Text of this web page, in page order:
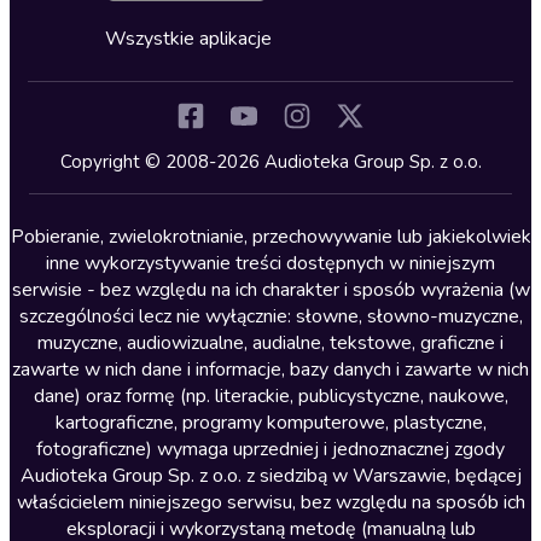
Kryminały
Lektury szkolne
Literatura anglojęzyczna
Literatura faktu
Literatura obyczajowa
Literatura piękna obca
Literatura piękna polska
Nagrania relaksacyjne
Nauka języków
Nauki humanistyczne
Cykle audiobooków
Wszystkie aplikacje
Copyright © 2008-2026 Audioteka Group Sp. z o.o.
Pobieranie, zwielokrotnianie, przechowywanie lub jakiekolwiek
inne wykorzystywanie treści dostępnych w niniejszym
serwisie - bez względu na ich charakter i sposób wyrażenia (w
szczególności lecz nie wyłącznie: słowne, słowno-muzyczne,
muzyczne, audiowizualne, audialne, tekstowe, graficzne i
zawarte w nich dane i informacje, bazy danych i zawarte w nich
dane) oraz formę (np. literackie, publicystyczne, naukowe,
kartograficzne, programy komputerowe, plastyczne,
fotograficzne) wymaga uprzedniej i jednoznacznej zgody
Audioteka Group Sp. z o.o. z siedzibą w Warszawie, będącej
właścicielem niniejszego serwisu, bez względu na sposób ich
eksploracji i wykorzystaną metodę (manualną lub